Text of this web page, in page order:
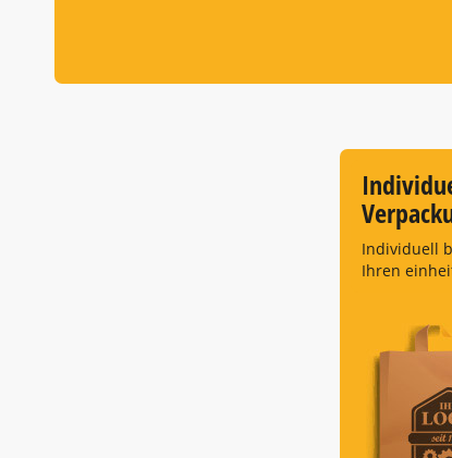
Individuell
Ihren